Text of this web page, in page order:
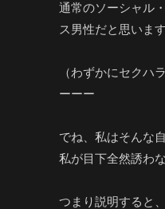
通常のソーシャル
ス男性だと思います
（わずかにセクハ
ーーー
でね、私はそんな
私が目下全然誘わ
つまり説明すると